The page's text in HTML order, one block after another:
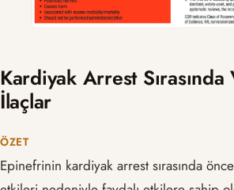
Kardiyak Arrest
İlaçlar
ÖZET
Epinefrinin kardiyak arrest sırasında